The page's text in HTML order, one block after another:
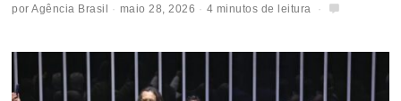
porAgência Brasil maio 28, 2026 4 minutos de leitura